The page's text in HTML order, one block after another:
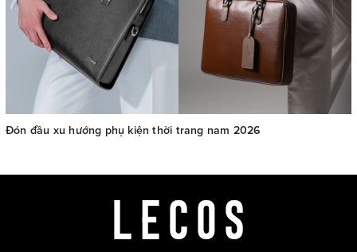
Đón đầu xu hướng phụ kiện thời trang nam 2026